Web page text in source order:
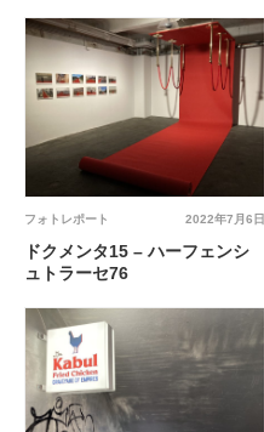
2022年7月6日
フォトレポート
ドクメンタ15 – ハーフェンシ
ュトラーセ76